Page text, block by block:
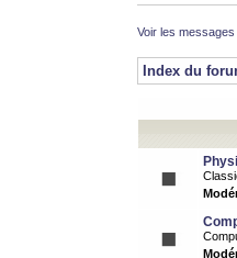
Voir les
Index du